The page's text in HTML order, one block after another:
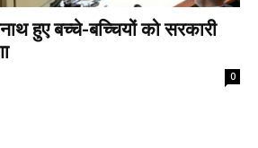
हुए बच्चे-बच्चियों को सरकारी
0